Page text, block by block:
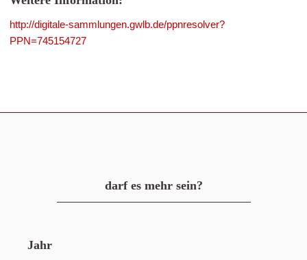
http://digitale-sammlungen.gwlb.de/ppnresolver?
PPN=745154727
darf es mehr sein?
Jahr